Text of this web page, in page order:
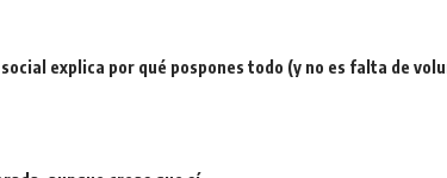
explica por qué pospones todo (y no es falta de